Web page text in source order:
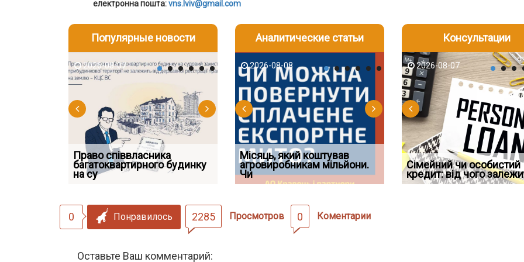
електронна пошта:vns.lviv@gmail.com
Популярные новости
2026-08-07
Право співвласника
багатоквартирного будинку
на су
2026-08-06
Якщо суд встановив для
відшкодування шкоди
наявніс
2026-08-06
Документи, на яких не
проставляється апостиль:
пер
Аналитические статьи
2026-08-03
ФУНДАМЕНТАЛЬНА
ПРОБЛЕМА «СУДОВОЇ
ПРАКТИКИ», АБО ПР
2026-08-08
Місяць, який коштував
агровиробникам мільйони.
Чи
2026-08-07
Огляд практики ВС від
Ростислава Кравця, що
опублі
Консультации
2026-08-05
Чи потрібна ФОП печатка у
2026 році: правила засто
2026-08-07
Сімейний чи особистий
кредит: від чого
2026-07-30
Восьмий ААС
підтвердив, що
скас
0 Понравилось 2285 Просмотров 0 Коментарии
Оставьте Ваш комментарий: